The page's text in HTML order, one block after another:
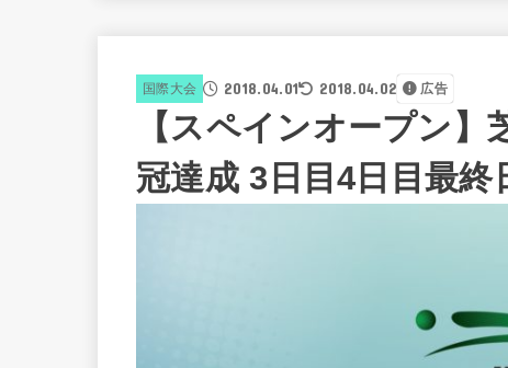
国際大会 2018.04.01 2018.04.02 広告
【スペインオープン
冠達成 3日目4日目最終